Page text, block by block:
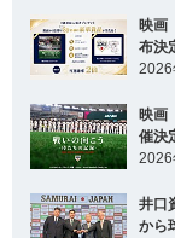
映画
布決
2026
映画
催決
2026
井口
から